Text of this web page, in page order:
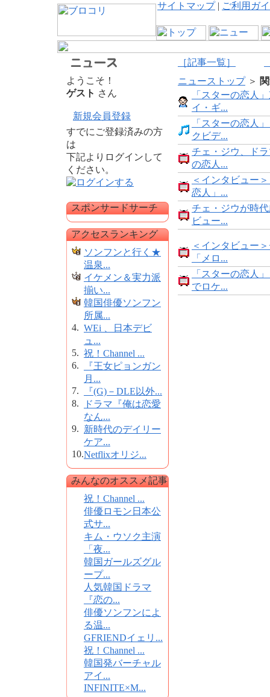
サイトマップ| ご利用ガ
［記事一覧］
ようこそ！
ゲスト さん
新規会員登録
すでにご登録済みの方
は
下記よりログインして
ください。
スポンサードサーチ
アクセスランキング
ソンフンと行く★
温泉...
イケメン＆実力派
揃い...
韓国俳優ソンフン
所属...
4. WEi 、日本デビ
ュ...
5. 祝！Channel ...
6.
『王女ピョンガン
月...
7.
『(G)－DLE以外...
8.
ドラマ『俺は恋愛
なん...
9. 新時代のデイリー
ケア...
10.Netflixオリジ...
みんなのオススメ記事
祝！Channel ...
俳優ロモン日本公
式サ...
キム・ウソク主演
「夜...
韓国ガールズグル
ープ...
人気韓国ドラマ
『恋の...
俳優ソンフンによ
る温...
GFRIENDイェリ...
祝！Channel ...
韓国発バーチャル
アイ...
INFINITE×M...
ニューストップ＞
「スターの恋人
イ・ギ...
「スターの恋人
クビデ...
チェ・ジウ、ド
の恋人...
＜インタビュー
恋人」...
チェ・ジウが時
ビュー...
＜インタビュー
「メロ...
「スターの恋人
でロケ...